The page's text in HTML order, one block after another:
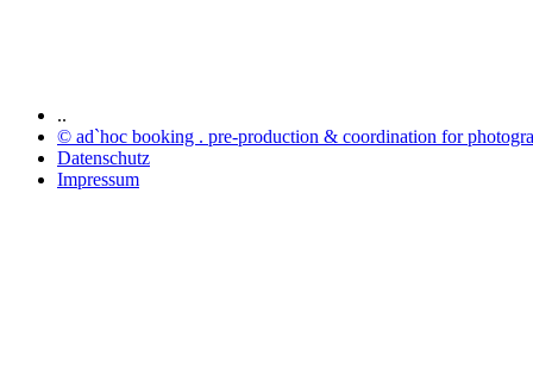
..
© ad`hoc booking . pre-production & coordination for
Datenschutz
Impressum